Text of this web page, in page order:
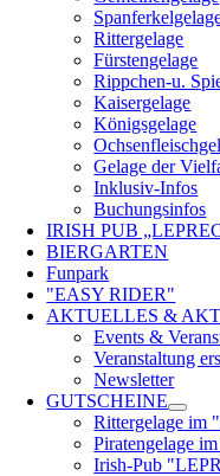
Rittergelage
Fürstengelage
Rippchen-u.
Kaisergelage
Königsgelage
Gelage der
Inklusiv-Infos
Buchungsinfos
IRISH PUB
BIERGARTEN
Funpark
"EASY RIDER"
AKTUELLES &
Events &
Veranstaltung
Newsletter
GUTSCHEINE
Rittergelage
Piratengelage
Irish-Pub